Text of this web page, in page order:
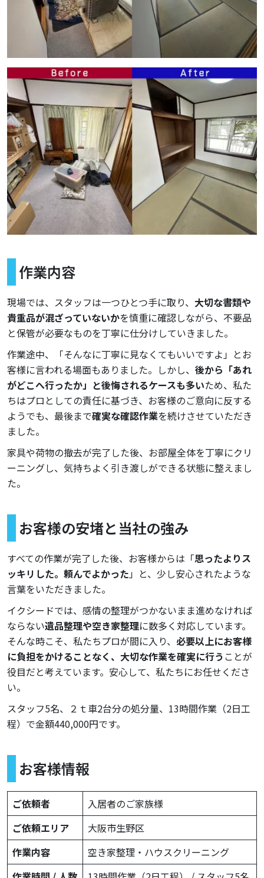
作業内容
現場では、スタッフは一つひとつ手に取り、 大切な書類や
貴重品が混ざっていないかを慎重に確認しながら、不要品
と保管が必要なものを丁寧に仕分けしていきました。
作業途中、「そんなに丁寧に見なくてもいいですよ」とお
客様に言われる場面もありました。しかし、 後から「あれ
がどこへ行ったか」と後悔されるケースも多いため、私た
ちはプロとしての責任に基づき、お客様のご意向に反する
ようでも、最後まで確実な確認作業を続けさせていただき
ました。
家具や荷物の撤去が完了した後、お部屋全体を丁寧にクリ
ーニングし、気持ちよく引き渡しができる状態に整えまし
た。
お客様の安堵と当社の強み
すべての作業が完了した後、お客様からは「思ったよりス
ッキリした。頼んでよかった」と、少し安心されたような
言葉をいただきました。
イクシードでは、感情の整理がつかないまま進めなければ
ならない遺品整理や空き家整理に数多く対応しています。
そんな時こそ、私たちプロが間に入り、 必要以上にお客様
に負担をかけることなく、大切な作業を確実に行う ことが
役目だと考えています。安心して、私たちにお任せくださ
い。
スタッフ5名、２ｔ車2台分の処分量、13時間作業（2日工
程）で金額440,000円です。
お客様情報
ご依頼者
入居者のご家族様
ご依頼エリア
大阪市生野区
作業内容
空き家整理・ハウスクリーニング